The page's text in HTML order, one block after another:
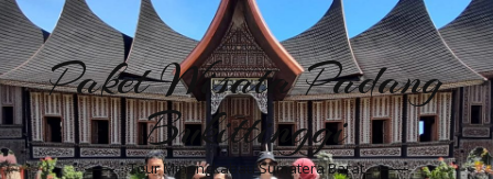
Paket Wisata Padang
Bukittinggi
Tour Minangkabau Sumatera Barat